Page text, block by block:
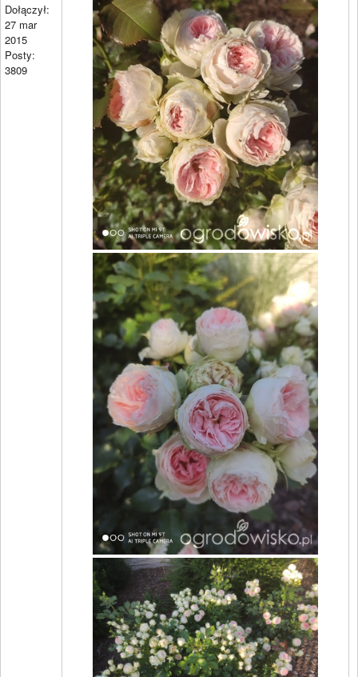
Dołączył:
27 mar
2015
Posty:
3809